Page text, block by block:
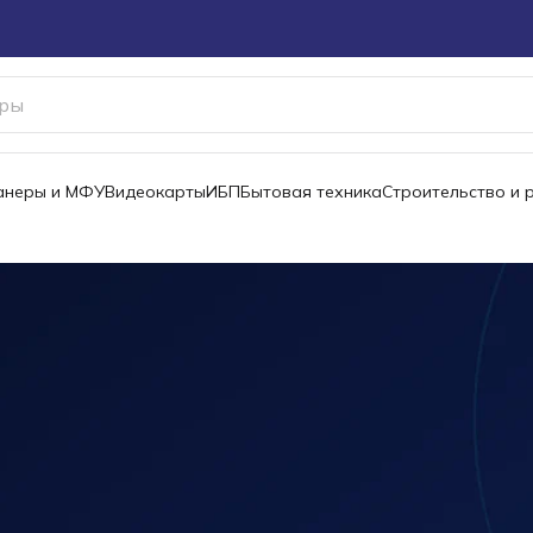
и МФУВидеокартыИБПБытовая техникаСтроительство и